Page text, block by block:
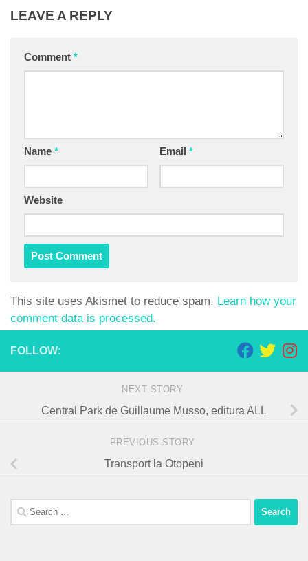
LEAVE A REPLY
Comment *
Name * Email *
Website
This site uses Akismet to reduce spam. Learn how your
comment data is processed.
FOLLOW:
NEXT STORY
Central Park de Guillaume Musso, editura ALL
PREVIOUS STORY
Transport la Otopeni
Search
for: